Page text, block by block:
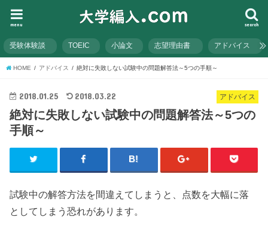
search
menu
受験体験談 TOEIC 小論文 志望理由書 アドバイス
HOME アドバイス 絶対に失敗しない試験中の問題解答法～5つの手順～
アドバイス
2018.01.25 2018.03.22
絶対に失敗しない試験中の問題解答法～5つの
手順～
試験中の解答方法を間違えてしまうと、点数を大幅に落
としてしまう恐れがあります。